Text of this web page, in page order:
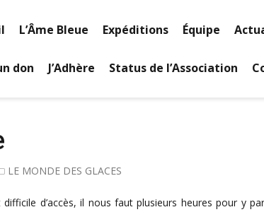
L’Âme Bleue Expéditions Équipe
don J’Adhère Status de l’Association
LE MONDE DES GLACES
d’accès, il nous faut plusieurs heures pour y